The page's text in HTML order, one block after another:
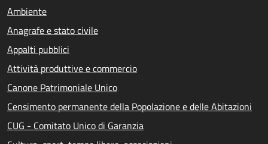
Ambiente
Anagrafe e stato civile
Appalti pubblici
Attività produttive e commercio
Canone Patrimoniale Unico
Censimento permanente della Popolazione e delle Abitazioni
CUG - Comitato Unico di Garanzia